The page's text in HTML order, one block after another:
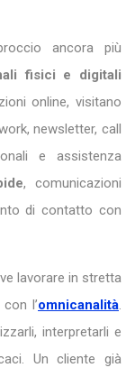
ancora più
fisici e digitali
online, visitano
newsletter, call
e assistenza
, comunicazioni
di contatto con
lavorare in stretta
con l’omnicanalità.
interpretarli e
Un cliente già